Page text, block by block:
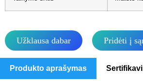
Užklausa dabar Pridėti į
Produkto aprašymas